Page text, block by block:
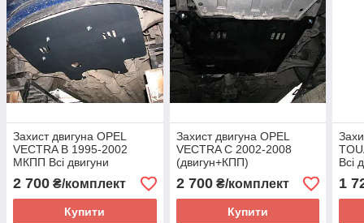
Захист двигуна OPEL
VECTRA B 1995-2002
МКПП Всі двигуни
(двигун+КПП)
2 700 ₴/комплект
Купити
Захист двигуна OPEL
VECTRA C 2002-2008
(двигун+КПП)
2 700₴/комплект
Купити
Всі
1